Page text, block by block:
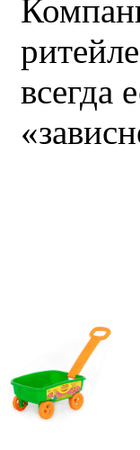
всегда